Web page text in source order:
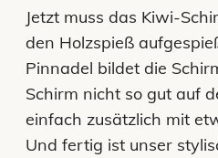
Jetzt muss das Kiwi-
den Holzspieß
Pinnadel bildet die
Schirm nicht so gut auf
einfach zusätzlich mit
Und fertig ist unser